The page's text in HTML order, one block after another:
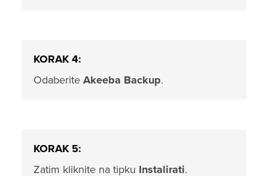
KORAK 4:
Odaberite Akeeba Backup.
KORAK 5:
Zatim kliknite na tipku Instalirati.